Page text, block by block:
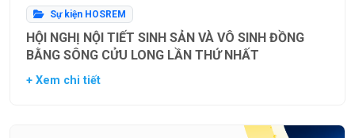
Sự kiện HOSREM
HỘI NGHỊ NỘI TIẾT SINH SẢN VÀ VÔ SINH ĐỒNG
BẰNG SÔNG CỬU LONG LẦN THỨ NHẤT
+ Xem chi tiết